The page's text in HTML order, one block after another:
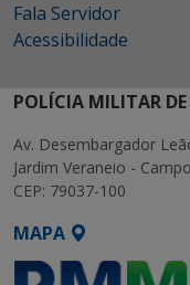
Fala Servidor
Acessibilidade
POLÍCIA MILITAR
Av. Desembargador
Jardim Veraneio -
CEP: 79037-100
MAPA